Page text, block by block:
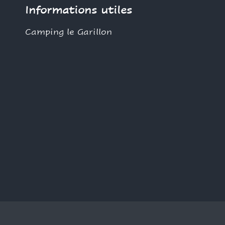
Informations utiles
Camping le Garillon